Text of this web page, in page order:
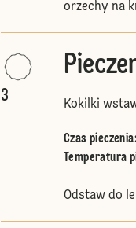
orzechy na
3 Kokilki
Czas
Temperatura
Odstaw do